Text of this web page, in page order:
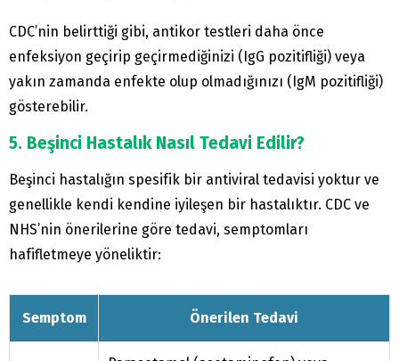
CDC’nin belirttiği gibi, antikor testleri daha önce
enfeksiyon geçirip geçirmediğinizi (IgG pozitifliği) veya
yakın zamanda enfekte olup olmadığınızı (IgM pozitifliği)
gösterebilir.
5. Beşinci Hastalık Nasıl Tedavi Edilir?
Beşinci hastalığın spesifik bir antiviral tedavisi yoktur ve
genellikle kendi kendine iyileşen bir hastalıktır. CDC ve
NHS’nin önerilerine göre tedavi, semptomları
hafifletmeye yöneliktir:
Semptom Önerilen Tedavi